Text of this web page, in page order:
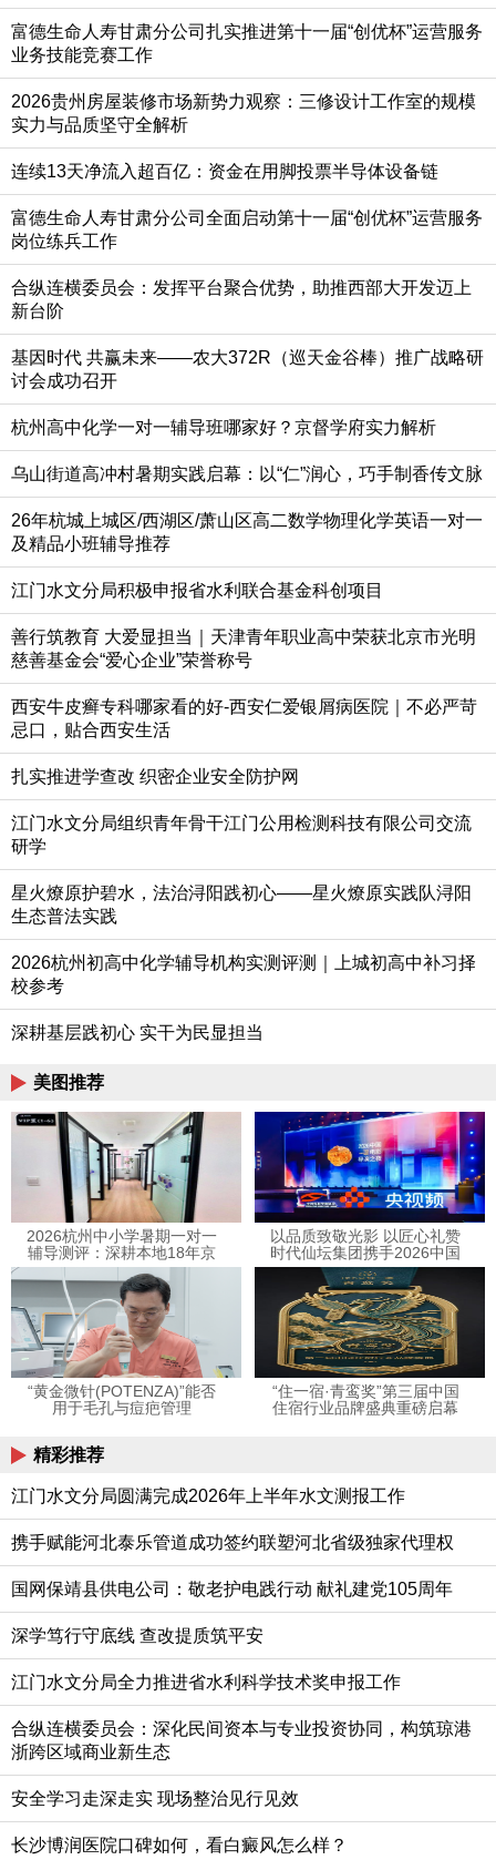
富德生命人寿甘肃分公司扎实推进第十一届“创优杯”运营服务
业务技能竞赛工作
2026贵州房屋装修市场新势力观察：三修设计工作室的规模
实力与品质坚守全解析
连续13天净流入超百亿：资金在用脚投票半导体设备链
富德生命人寿甘肃分公司全面启动第十一届“创优杯”运营服务
岗位练兵工作
合纵连横委员会：发挥平台聚合优势，助推西部大开发迈上
新台阶
基因时代 共赢未来——农大372R（巡天金谷棒）推广战略研
讨会成功召开
杭州高中化学一对一辅导班哪家好？京督学府实力解析
乌山街道高冲村暑期实践启幕：以“仁”润心，巧手制香传文脉
26年杭城上城区/西湖区/萧山区高二数学物理化学英语一对一
及精品小班辅导推荐
江门水文分局积极申报省水利联合基金科创项目
善行筑教育 大爱显担当｜天津青年职业高中荣获北京市光明
慈善基金会“爱心企业”荣誉称号
西安牛皮癣专科哪家看的好-西安仁爱银屑病医院｜不必严苛
忌口，贴合西安生活
扎实推进学查改 织密企业安全防护网
江门水文分局组织青年骨干江门公用检测科技有限公司交流
研学
星火燎原护碧水，法治浔阳践初心——星火燎原实践队浔阳
生态普法实践
2026杭州初高中化学辅导机构实测评测｜上城初高中补习择
校参考
深耕基层践初心 实干为民显担当
美图推荐
2026杭州中小学暑期一对一
辅导测评：深耕本地18年京
督学府全维度择校指南
以品质致敬光影 以匠心礼赞
时代仙坛集团携手2026中国
电影导演之夜共赴中国电影
高光时刻
“黄金微针(POTENZA)”能否
用于毛孔与痘疤管理
“住一宿·青鸾奖”第三届中国
住宿行业品牌盛典重磅启幕
精彩推荐
江门水文分局圆满完成2026年上半年水文测报工作
携手赋能河北泰乐管道成功签约联塑河北省级独家代理权
国网保靖县供电公司：敬老护电践行动 献礼建党105周年
深学笃行守底线 查改提质筑平安
江门水文分局全力推进省水利科学技术奖申报工作
合纵连横委员会：深化民间资本与专业投资协同，构筑琼港
浙跨区域商业新生态
安全学习走深走实 现场整治见行见效
长沙博润医院口碑如何，看白癜风怎么样？